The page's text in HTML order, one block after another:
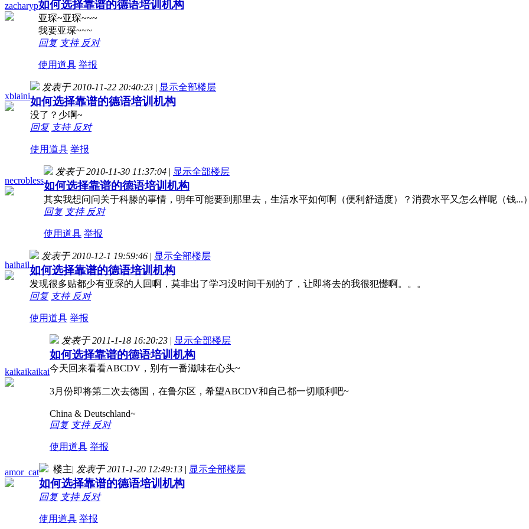
zacharyp如何选择靠谱的德语培训机构
亚琛~亚琛~~~
我要亚琛~~~
回复 支持 反对
使用道具 举报
xblaini
发表于 2010-11-22 20:40:23 | 显示全部楼层
如何选择靠谱的德语培训机构
没了？少啊~
回复 支持 反对
使用道具 举报
necrobless
发表于 2010-11-30 11:37:04 | 显示全部楼层
如何选择靠谱的德语培训机构
其实我想问问关于科滕的事情，明年可能要到那里去，生活水平如何啊（便利舒适度）？消费水平又怎么样呢（钱...
回复 支持 反对
使用道具 举报
haihail
发表于 2010-12-1 19:59:46 | 显示全部楼层
如何选择靠谱的德语培训机构
发现很多贴都少有亚琛的人回啊，莫非出了学习没时间干别的了，让即将去的我很犯憷啊。。。
回复 支持 反对
使用道具 举报
kaikaikaikai
发表于 2011-1-18 16:20:23 | 显示全部楼层
如何选择靠谱的德语培训机构
今天回来看看ABCDV，别有一番滋味在心头~
3月份即将第二次去德国，在鲁尔区，希望ABCDV和自己都一切顺利吧~
China & Deutschland~
回复 支持 反对
使用道具 举报
amor_cat 楼主| 发表于 2011-1-20 12:49:13 | 显示全部楼层
如何选择靠谱的德语培训机构
回复 支持 反对
使用道具 举报